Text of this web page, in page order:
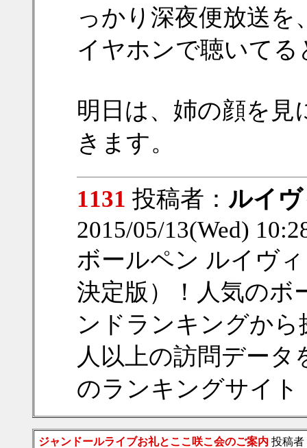
っかり深夜便放送を
イヤホンで聴いて
明日は、姉の顔を
きます。
1131 投稿者： ルイ
2015/05/13(Wed)
ボールペン ルイヴ
決定版）！人気のボ
ンドランキングか
人以上の訪問デー
のランキングサイ
ジャンドールライブお礼とここ咲こ会のご案内 投稿者